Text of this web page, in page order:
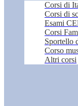
Corsi di
Corsi di
Esami
Corsi
Sportello
Corso
Altri corsi